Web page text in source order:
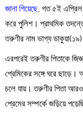
জানা গিয়েছে, গত ৫ই এপ্রিল
করে পুলিশ। প্রাথমিক
তরুণীর নাম ভাগ্য
এরপরেই তরুণীর পিতাকে
প্রেমিকের সঙ্গে ঘরে ছাড়ে।
চলে যায়। তরুণীর পিতা আরও
প্রেমের সম্পর্কে জড়িয়ে